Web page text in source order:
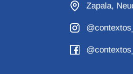
Zapala,